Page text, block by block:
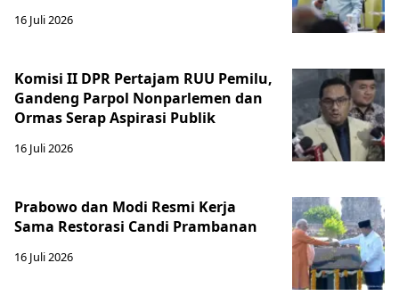
16 Juli 2026
Komisi II DPR Pertajam RUU Pemilu,
Gandeng Parpol Nonparlemen dan
Ormas Serap Aspirasi Publik
16 Juli 2026
Prabowo dan Modi Resmi Kerja
Sama Restorasi Candi Prambanan
16 Juli 2026